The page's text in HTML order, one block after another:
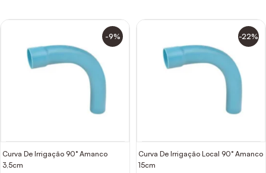
-9%
Curva De Irrigação 90° Amanco
3,5cm
-22%
Curva De Irrigação Local 90° Amanco
15cm